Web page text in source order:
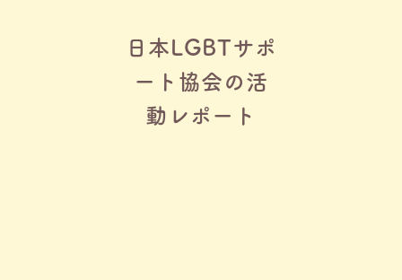
日本LGBTサポ
ート協会の活
動レポート